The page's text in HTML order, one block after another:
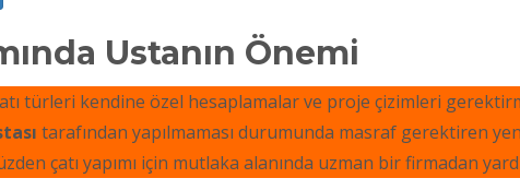
Ustanın Önemi
türleri kendine özel hesaplamalar ve proje çizimleri
tarafından yapılmaması durumunda masraf gerektiren
çatı yapımı için mutlaka alanında uzman bir firmadan